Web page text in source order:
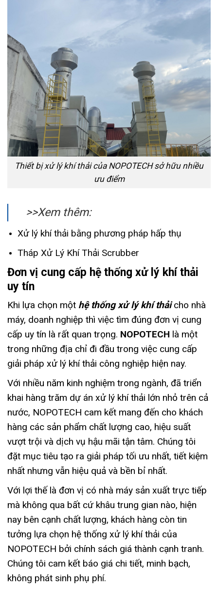
Thiết bị xử lý khí thải của NOPOTECH sở hữu nhiều
ưu điểm
>>Xem thêm:
Xử lý khí thải bằng phương pháp hấp thụ
Tháp Xử Lý Khí Thải Scrubber
Đơn vị cung cấp hệ thống xử lý khí thải
uy tín
Khi lựa chọn một hệ thống xử lý khí thảicho nhà
máy, doanh nghiệp thì việc tìm đúng đơn vị cung
cấp uy tín là rất quan trọng. NOPOTECH là một
trong những địa chỉ đi đầu trong việc cung cấp
giải pháp xử lý khí thải công nghiệp hiện nay.
Với nhiều năm kinh nghiệm trong ngành, đã triển
khai hàng trăm dự án xử lý khí thải lớn nhỏ trên cả
nước, NOPOTECH cam kết mang đến cho khách
hàng các sản phẩm chất lượng cao, hiệu suất
vượt trội và dịch vụ hậu mãi tận tâm. Chúng tôi
đặt mục tiêu tạo ra giải pháp tối ưu nhất, tiết kiệm
nhất nhưng vẫn hiệu quả và bền bỉ nhất.
Với lợi thế là đơn vị có nhà máy sản xuất trực tiếp
mà không qua bất cứ khâu trung gian nào, hiện
nay bên cạnh chất lượng, khách hàng còn tin
tưởng lựa chọn hệ thống xử lý khí thải của
NOPOTECH bởi chính sách giá thành cạnh tranh.
Chúng tôi cam kết báo giá chi tiết, minh bạch,
không phát sinh phụ phí.